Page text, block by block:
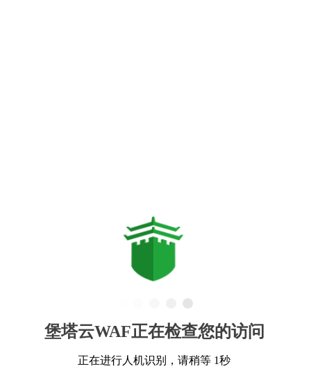
堡塔云WAF正在检查您的访问
正在进行人机识别，请稍等 1秒